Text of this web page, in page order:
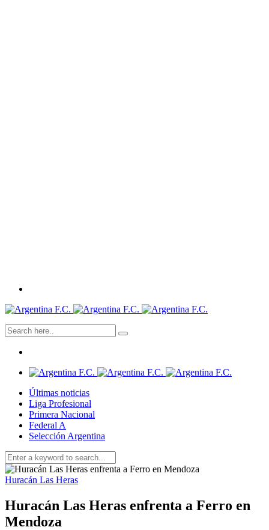
Últimas noticias
Liga Profesional
Primera Nacional
Federal A
Selección Argentina
Huracán Las Heras
Huracán Las Heras enfrenta a Ferro en
Mendoza